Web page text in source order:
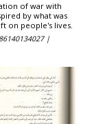
of war with
by what was
on people's lives.
|